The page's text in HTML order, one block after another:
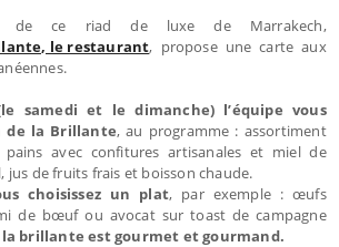
de ce riad de luxe de Marrakech,
le restaurant, propose une carte aux
samedi et le dimanche) l’équipe vous
de la Brillante, au programme : assortiment
pains avec confitures artisanales et miel de
jus de fruits frais et boisson chaude.
choisissez un plat, par exemple : œufs
de bœuf ou avocat sur toast de campagne
la brillante est gourmet et gourmand.